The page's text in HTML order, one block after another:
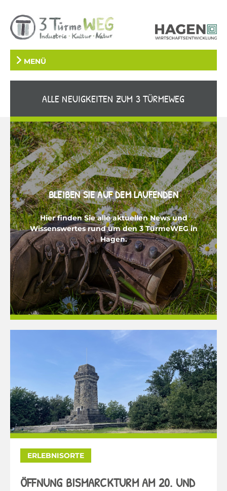
MENÜ
ALLE NEUIGKEITEN ZUM 3 TÜRMEWEG
BLEIBEN SIE AUF DEM LAUFENDEN
Hier finden Sie alle aktuellen News und
Wissenswertes rund um den 3 TürmeWEG in
Hagen.
ERLEBNISORTE
ÖFFNUNG BISMARCKTURM AM 20. UND